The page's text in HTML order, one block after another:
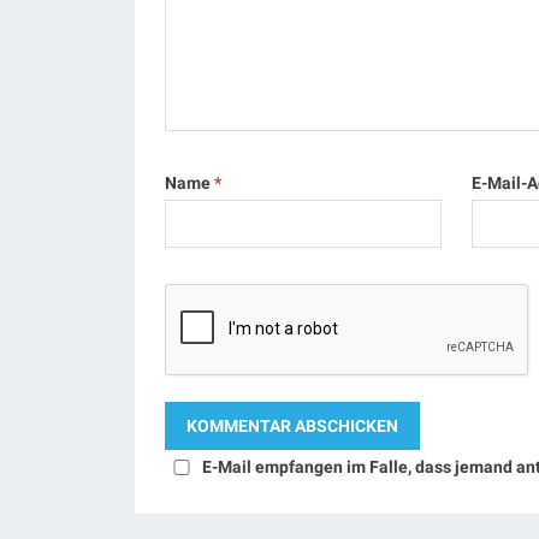
Name* E-Mail-
E-Mail empfangen im Falle, dass jemand